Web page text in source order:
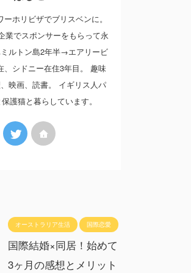
ホリビザでブリスベンに。
業でスポンサーをもらって永
ルトン島2年半→エアリービ
シドニー在住3年目。 趣味
映画、読書。 イギリス人パ
護猫と暮らしています。
オーストラリア生活 国際恋愛
国際結婚×同居！始めて
3ヶ月の感想とメリット